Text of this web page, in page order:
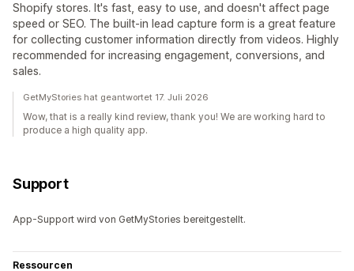
Shopify stores. It's fast, easy to use, and doesn't affect page
speed or SEO. The built-in lead capture form is a great feature
for collecting customer information directly from videos. Highly
recommended for increasing engagement, conversions, and
sales.
GetMyStories hat geantwortet 17. Juli 2026
Wow, that is a really kind review, thank you! We are working hard to
produce a high quality app.
Support
App-Support wird von GetMyStories bereitgestellt.
Ressourcen